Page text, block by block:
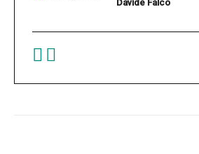
Davide Falco